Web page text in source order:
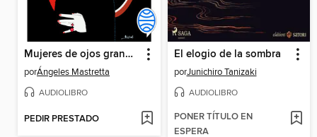
Mujeres de ojos grandes
porÁngeles Mastretta
AUDIOLIBRO
PEDIR PRESTADO
El elogio de la sombra
porJunichiro Tanizaki
AUDIOLIBRO
PONER TÍTULO EN
ESPERA